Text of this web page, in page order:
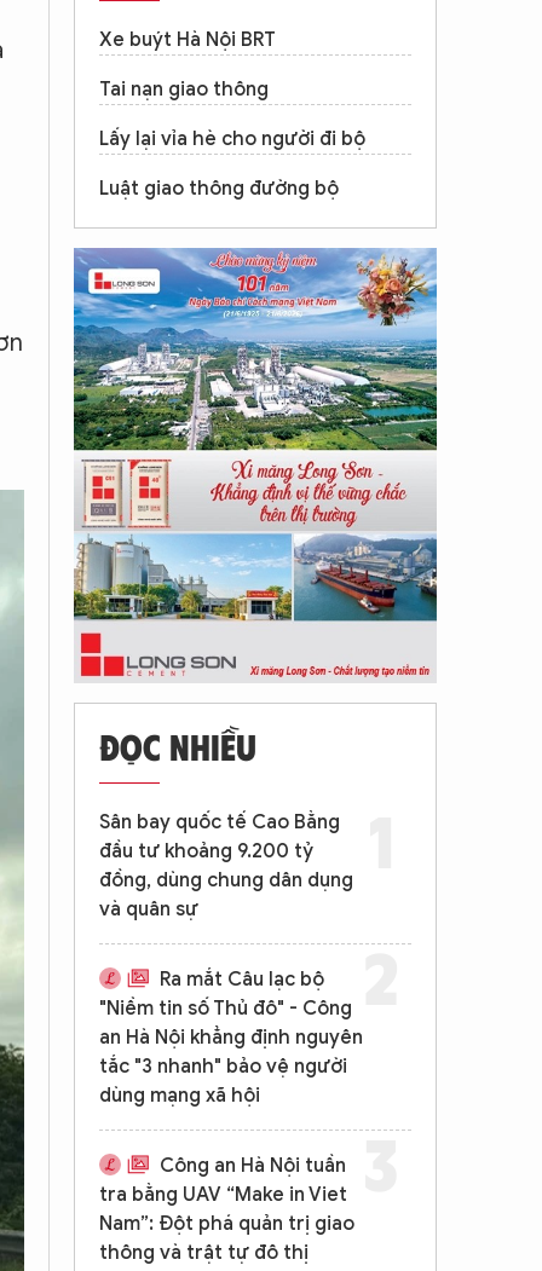
Xe buýt Hà Nội BRT
Tai nạn giao thông
Lấy lại vỉa hè cho người đi bộ
Luật giao thông đường bộ
ĐỌC NHIỀU
Sân bay quốc tế Cao Bằng
đầu tư khoảng 9.200 tỷ
đồng, dùng chung dân dụng
và quân sự
Ra mắt Câu lạc bộ
"Niềm tin số Thủ đô" - Công
an Hà Nội khẳng định nguyên
tắc "3 nhanh" bảo vệ người
dùng mạng xã hội
Công an Hà Nội tuần
tra bằng UAV “Make in Viet
Nam”: Đột phá quản trị giao
thông và trật tự đô thị